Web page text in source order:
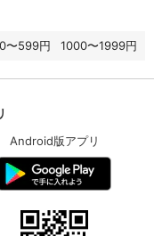
〜599円 1000〜1999円
Android版アプリ